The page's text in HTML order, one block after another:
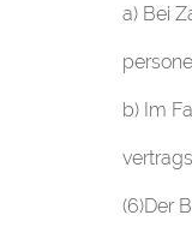
a) Bei
b) Im
(6)Der